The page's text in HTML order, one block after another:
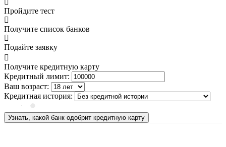
Пройдите тест
Получите список банков
Подайте заявку
Получите кредитную карту
Кредитный лимит:
Ваш возраст:
Кредитная история:
Узнать, какой банк одобрит кредитную карту